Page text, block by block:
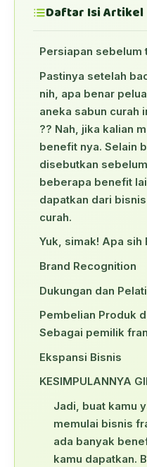
Daftar Isi Artikel
Persiapan sebelum
Pastinya setelah
nih, apa benar
aneka sabun curah
?? Nah, jika kalian
benefit nya. Selain
disebutkan
beberapa benefit
dapatkan dari
curah.
Yuk, simak! Apa sih
Brand Recognition
Dukungan dan
Pembelian Produk
Sebagai pemilik
Ekspansi Bisnis
KESIMPULANNYA
Jadi, buat kamu
memulai bisnis
ada banyak
kamu dapatkan.